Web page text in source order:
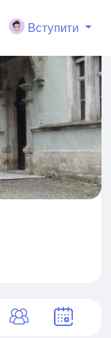
Вступити